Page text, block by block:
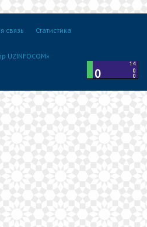
связь
Статистика
UZINFOCOM»